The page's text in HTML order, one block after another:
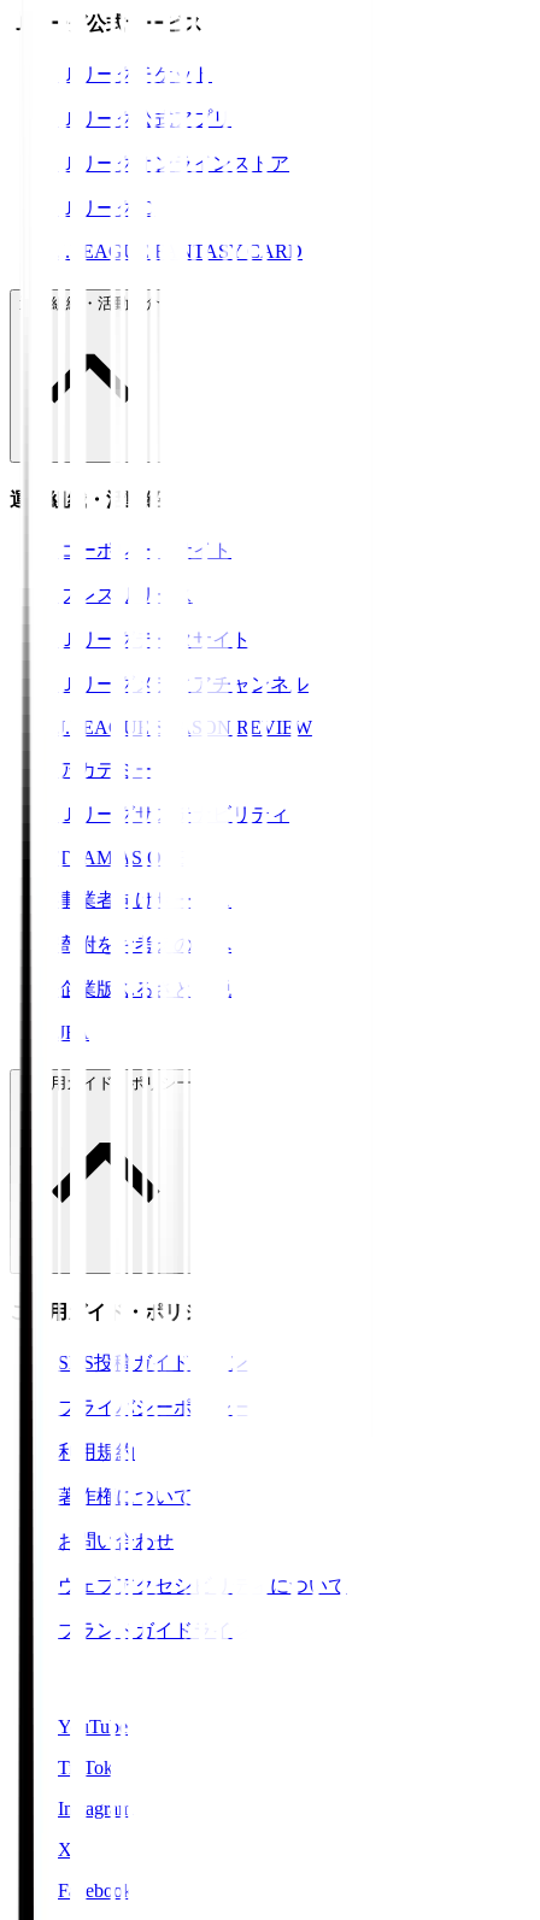
Ｊリーグ公式サービス
Ｊリーグチケット
Ｊリーグ公式アプリ
Ｊリーグオンラインストア
ＪリーグID
J.LEAGUE FANTASY CARD
運営組織・活動紹介
運営組織・活動紹介
コーポレートサイト
プレスリリース
Ｊリーグデータサイト
Ｊリーグメディアチャンネル
J.LEAGUE SEASON REVIEW
アカデミー
Ｊリーグサステナビリティ
TEAM AS ONE
事業者向けサービス
寄附をお考えの方へ
企業版ふるさと納税
JFA
ご利用ガイド・ポリシー
ご利用ガイド・ポリシー
SNS投稿ガイドライン
プライバシーポリシー
利用規約
著作権について
お問い合わせ
ウェブアクセシビリティについて
ブランドガイドライン
YouTube
TikTok
Instagram
X
Facebook